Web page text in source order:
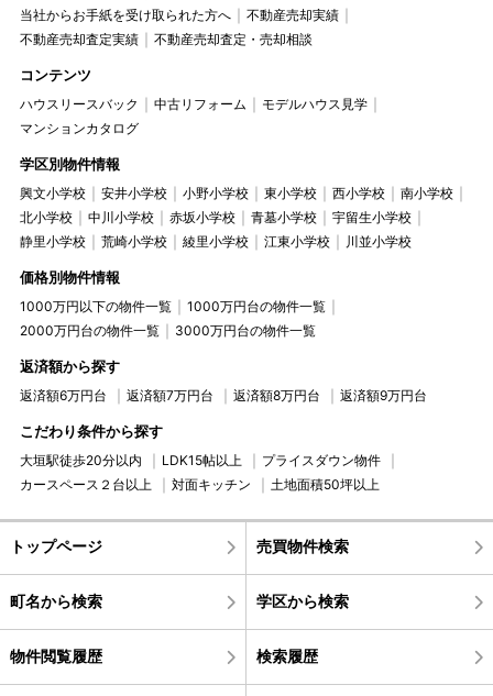
当社からお手紙を受け取られた方へ
不動産売却実績
不動産売却査定実績
不動産売却査定・売却相談
コンテンツ
ハウスリースバック 中古リフォーム
モデルハウス見学
マンションカタログ
学区別物件情報
興文小学校 安井小学校 小野小学校 東小学校 西小学校
南小学校
北小学校
中川小学校 赤坂小学校 青墓小学校
宇留生小学校
静里小学校
荒崎小学校 綾里小学校 江東小学校 川並小学校
価格別物件情報
1000万円以下の物件一覧
1000万円台の物件一覧
2000万円台の物件一覧
3000万円台の物件一覧
返済額から探す
返済額6万円台 返済額7万円台 返済額8万円台 返済額9万円台
こだわり条件から探す
大垣駅徒歩20分以内 LDK15帖以上
プライスダウン物件
カースペース２台以上
対面キッチン 土地面積50坪以上
トップページ 売買物件検索
町名から検索 学区から検索
物件閲覧履歴 検索履歴